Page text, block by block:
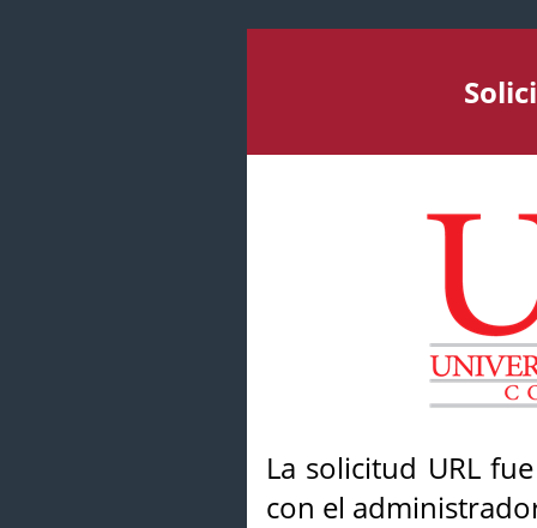
La solicitud URL
con el